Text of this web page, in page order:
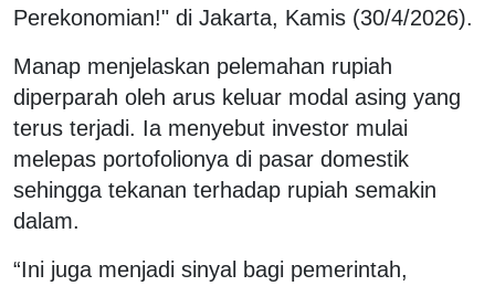
Perekonomian!" di Jakarta, Kamis (30/4/2026).
Manap menjelaskan pelemahan rupiah
diperparah oleh arus keluar modal asing yang
terus terjadi. Ia menyebut investor mulai
melepas portofolionya di pasar domestik
sehingga tekanan terhadap rupiah semakin
dalam.
“Ini juga menjadi sinyal bagi pemerintah,